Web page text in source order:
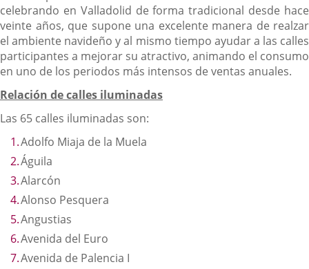
celebrando en Valladolid de forma tradicional desde hace
veinte años, que supone una excelente manera de realzar
el ambiente navideño y al mismo tiempo ayudar a las calles
participantes a mejorar su atractivo, animando el consumo
en uno de los periodos más intensos de ventas anuales.
Relación de calles iluminadas
Las 65 calles iluminadas son:
Adolfo Miaja de la Muela
Águila
Alarcón
Alonso Pesquera
Angustias
Avenida del Euro
Avenida de Palencia I